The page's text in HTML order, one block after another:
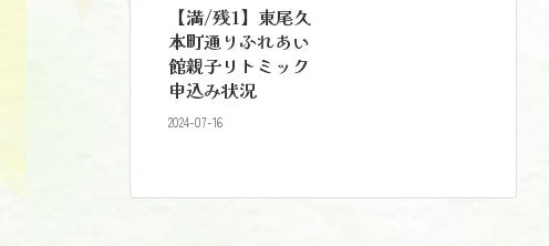
【満/残1】東尾久
本町通りふれあい
館親子リトミック
申込み状況
2024-07-16